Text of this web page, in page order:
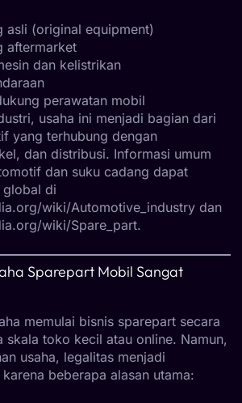
asli (original equipment)
aftermarket
dan kelistrikan
perawatan mobil
usaha ini menjadi bagian dari
yang terhubung dengan
dan distribusi. Informasi umum
dan suku cadang dapat
global di
wiki/Automotive_industry dan
wiki/Spare_part.
Sparepart Mobil Sangat
memulai bisnis sparepart secara
skala toko kecil atau online. Namun,
usaha, legalitas menjadi
beberapa alasan utama: